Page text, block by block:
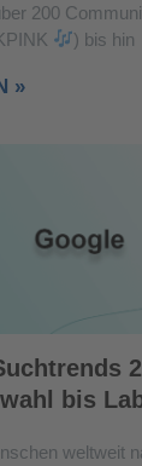
200
) bis hin
»
bis
weltweit